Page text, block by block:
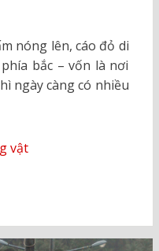
nóng lên, cáo đỏ di
bắc – vốn là nơi
ngày càng có nhiều
vật